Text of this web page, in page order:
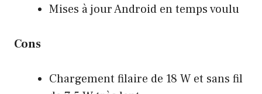
Mises à jour Android en temps voulu
Cons
Chargement filaire de 18 W et sans fil